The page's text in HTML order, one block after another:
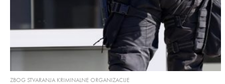
ZBOG STVARANJA KRIMINALNE ORGANIZACIJE